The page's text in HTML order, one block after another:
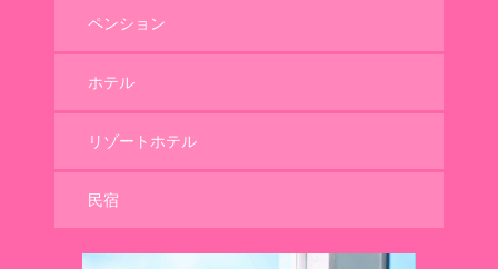
ペンション
ホテル
リゾートホテル
民宿